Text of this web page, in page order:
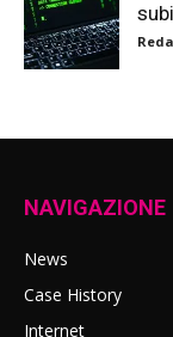
NAVIGAZIONE
News
Case History
Internet